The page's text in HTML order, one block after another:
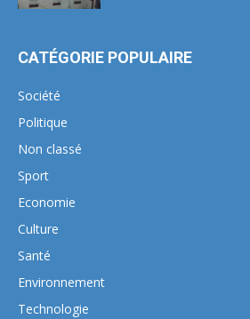
CATÉGORIE POPULAIRE
Société
Politique
Non classé
Sport
Economie
Culture
Santé
Environnement
Technologie